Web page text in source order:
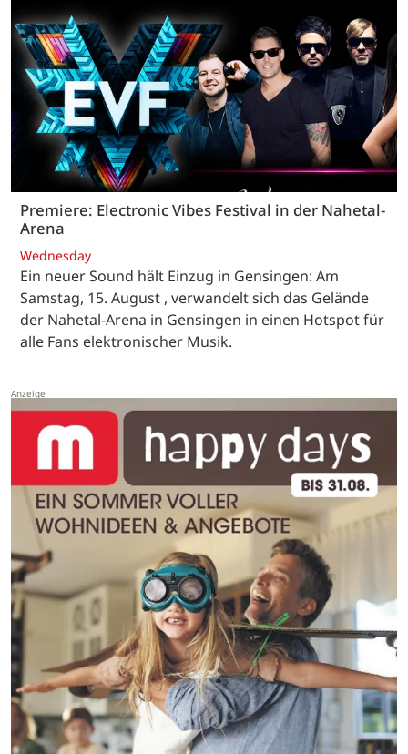
Premiere: Electronic Vibes Festival in der Nahetal-
Arena
Wednesday
Ein neuer Sound hält Einzug in Gensingen: Am
Samstag, 15. August , verwandelt sich das Gelände
der Nahetal-Arena in Gensingen in einen Hotspot für
alle Fans elektronischer Musik.